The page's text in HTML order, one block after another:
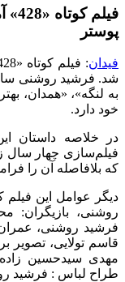
پوستر
فیدان
شد. فرشید روشنی
به لنگه»، «همدان،
خود دارد.
در خلاصه داستان
فیلمسازی چهار سال
که بلافاصله آن را
دیگر عوامل این فیلم
روشنی، بازیگران:
فرشید روشنی،
قاسم تولایی، تصویر
مهدی سیدحسین زاده
طراح لباس : فرشید